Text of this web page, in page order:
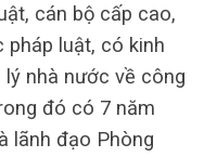
cán bộ cấp cao,
luật, có kinh
nhà nước về công
đó có 7 năm
lãnh đạo Phòng